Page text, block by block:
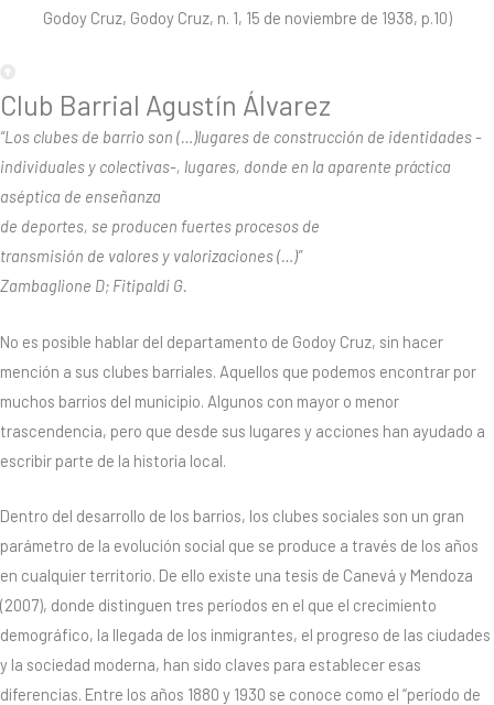
Godoy Cruz, Godoy Cruz, n. 1, 15 de noviembre de 1938, p.10)
Club Barrial Agustín Álvarez
“Los clubes de barrio son (…)lugares de construcción de identidades -
individuales y colectivas-, lugares, donde en la aparente práctica
aséptica de enseñanza
de deportes, se producen fuertes procesos de
transmisión de valores y valorizaciones (…)”
Zambaglione D; Fitipaldi G.
No es posible hablar del departamento de Godoy Cruz, sin hacer
mención a sus clubes barriales. Aquellos que podemos encontrar por
muchos barrios del municipio. Algunos con mayor o menor
trascendencia, pero que desde sus lugares y acciones han ayudado a
escribir parte de la historia local.
Dentro del desarrollo de los barrios, los clubes sociales son un gran
parámetro de la evolución social que se produce a través de los años
en cualquier territorio. De ello existe una tesis de Canevá y Mendoza
(2007), donde distinguen tres períodos en el que el crecimiento
demográfico, la llegada de los inmigrantes, el progreso de las ciudades
y la sociedad moderna, han sido claves para establecer esas
diferencias. Entre los años 1880 y 1930 se conoce como el “período de